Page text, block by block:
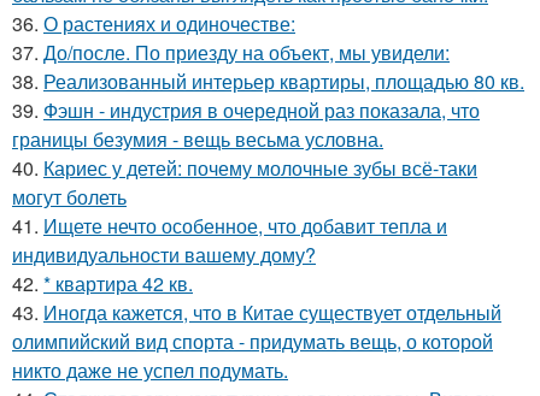
36. О растениях и одиночестве:
37. До/после. По приезду на объект, мы увидели:
38. Реализованный интерьер квартиры, площадью 80 кв.
39. Фэшн - индустрия в очередной раз показала, что
границы безумия - вещь весьма условна.
40. Кариес у детей: почему молочные зубы всё-таки
могут болеть
41. Ищете нечто особенное, что добавит тепла и
индивидуальности вашему дому?
42. * квартира 42 кв.
43. Иногда кажется, что в Китае существует отдельный
олимпийский вид спорта - придумать вещь, о которой
никто даже не успел подумать.